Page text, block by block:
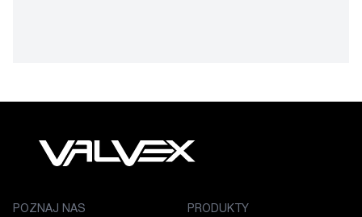
POZNAJ NAS PRODUKTY